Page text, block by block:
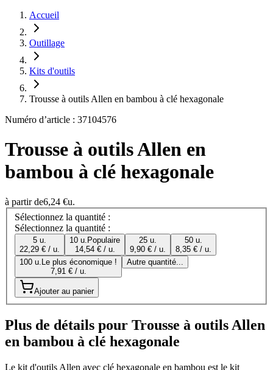
Accueil
Outillage
Kits d'outils
Trousse à outils Allen en bambou à clé hexagonale
Numéro d’article : 37104576
Trousse à outils Allen en
bambou à clé hexagonale
à partir de6,24 €u.
Sélectionnez la quantité :
Sélectionnez la quantité :
5 u.
22,29 € / u.
10 u. Populaire
14,54 € / u.
25 u.
9,90 € / u.
50 u.
8,35 € / u.
100 u. Le plus économique !
7,91 € / u.
Autre quantité...
Ajouter au panier
Plus de détails pour Trousse à outils Allen
en bambou à clé hexagonale
Le kit d'outils Allen avec clé hexagonale en bambou est le kit